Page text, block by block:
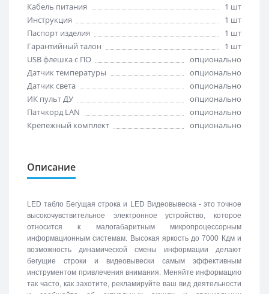
Кабель питания
1 шт
Инструкция
1 шт
Паспорт изделия
1 шт
Гарантийный талон
1 шт
USB флешка с ПО
опционально
Датчик температуры
опционально
Датчик света
опционально
ИК пульт ДУ
опционально
Патчкорд LAN
опционально
Крепежный комплект
опционально
Описание
LED табло Бегущая строка и LED Видеовывеска - это точное
высокочувствительное электронное устройство, которое
относится к малогабаритным микропроцессорным
информационным системам. Высокая яркость до 7000 Кдм и
возможность динамической смены информации делают
бегущие строки и видеовывески самым эффективным
инструментом привлечения внимания. Меняйте информацию
так часто, как захотите, рекламируйте ваш вид деятельности